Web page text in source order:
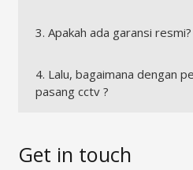
3. Apakah ada garansi resmi?
4. Lalu, bagaimana dengan
pasang cctv ?
Get in touch